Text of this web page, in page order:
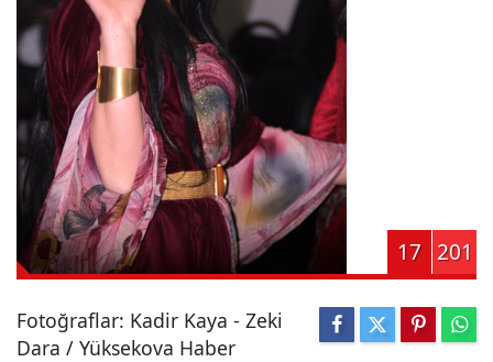
17 201
Fotoğraflar: Kadir Kaya - Zeki
Dara / Yüksekova Haber